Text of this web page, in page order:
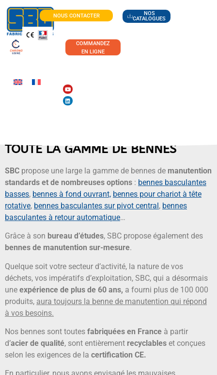
NOUS CONTACTER
NOS
CATALOGUES
COMMANDEZ
EN LIGNE
TOUTE LA GAMME DE BENNES
SBC propose une large la gamme de bennes de manutention
standards et de nombreuses options : bennes basculantes
basses, bennes à fond ouvrant, bennes pour chariot à tête
rotative, bennes basculantes sur pivot central, bennes
basculantes à retour automatique…
Grâce à son bureau d’études, SBC propose également des
bennes de manutention sur-mesure.
Quelque soit votre secteur d’activité, la nature de vos
déchets, vos impératifs d’exploitation, SBC, qui a désormais
une expérience de plus de 60 ans, a fourni plus de 100 000
produits, aura toujours la benne de manutention qui répond
à vos besoins.
Nos bennes sont toutes fabriquées en France à partir
d’acier de qualité, sont entièrement recyclables et conçues
selon les exigences de la certification CE.